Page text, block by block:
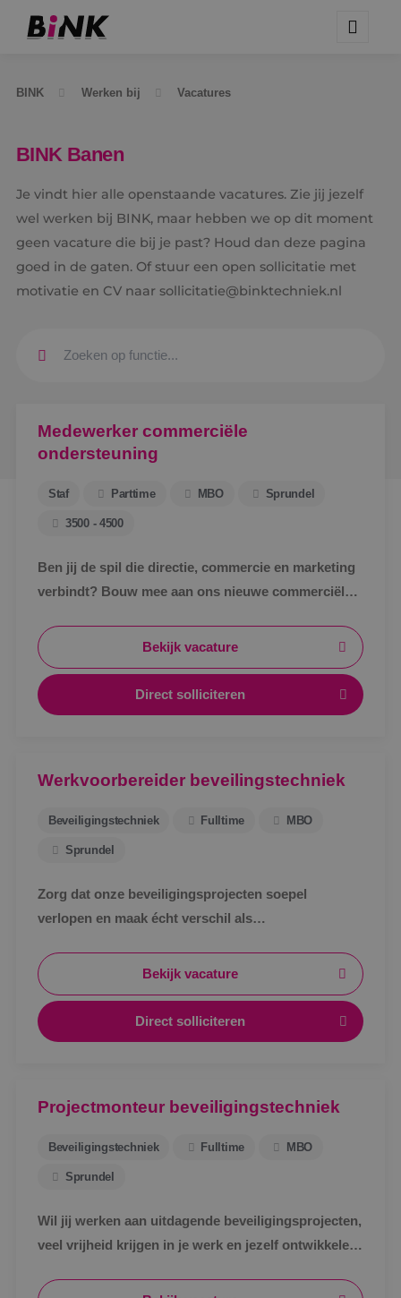
BINK Werken bij Vacatures
BINK Banen
Je vindt hier alle openstaande vacatures. Zie jij jezelf
wel werken bij BINK, maar hebben we op dit moment
geen vacature die bij je past? Houd dan deze pagina
goed in de gaten. Of stuur een open sollicitatie met
motivatie en CV naar sollicitatie@binktechniek.nl
Medewerker commerciële
ondersteuning
Staf Parttime MBO Sprundel
3500 - 4500
Ben jij de spil die directie, commercie en marketing
verbindt? Bouw mee aan ons nieuwe commerciële
BINK.&nbsp;
Bekijk vacature
Direct solliciteren
Werkvoorbereider beveilingstechniek
Beveiligingstechniek Fulltime MBO
Sprundel
Zorg dat onze beveiligingsprojecten soepel
verlopen en maak écht verschil als
Bekijk vacature
Direct solliciteren
Projectmonteur beveiligingstechniek
Beveiligingstechniek Fulltime MBO
Sprundel
Wil jij werken aan uitdagende beveiligingsprojecten,
veel vrijheid krijgen in je werk en jezelf ontwikkelen